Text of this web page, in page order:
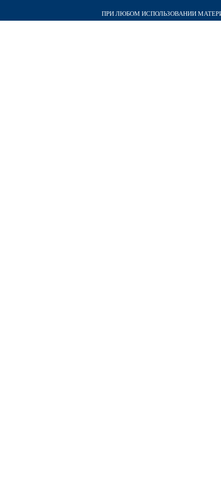
ПРИ ЛЮБОМ ИСПОЛЬЗОВАНИИ